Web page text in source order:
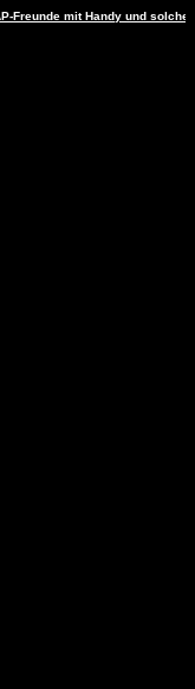
mit Handy und solche,